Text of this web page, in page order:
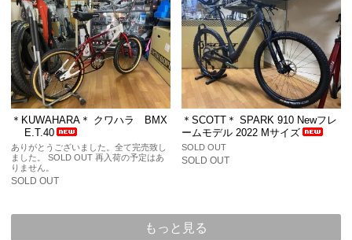
＊KUWAHARA＊ クワハラ BMX
E.T.40
ありがとうございました。全て完売致し
ました。 SOLD OUT 再入荷の予定はあ
りません。
SOLD OUT
＊SCOTT＊ SPARK 910 Newフレ
ームモデル 2022 Mサイズ
SOLD OUT
SOLD OUT
もっと見る